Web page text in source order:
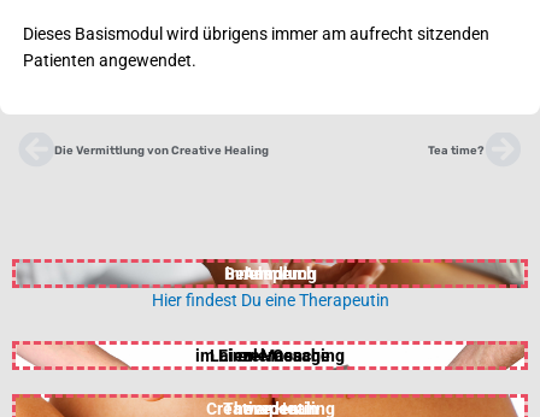
Dieses Basismodul wird übrigens immer am aufrecht sitzenden
Patienten angewendet.
Zurück
Die Vermittlung von Creative Healing Tea time?
Behandlung
in Anspruch
nehmen
Hier findest Du eine Therapeutin
Laien-Massage
im Einzel-Coaching
erlernen
Creative Healing
Therapeutin
werden